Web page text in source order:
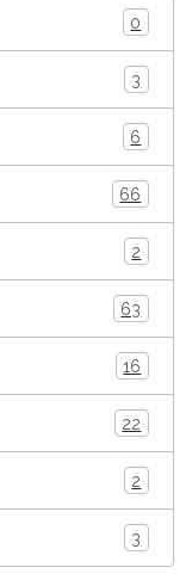
0
3
6
66
2
63
16
22
2
3